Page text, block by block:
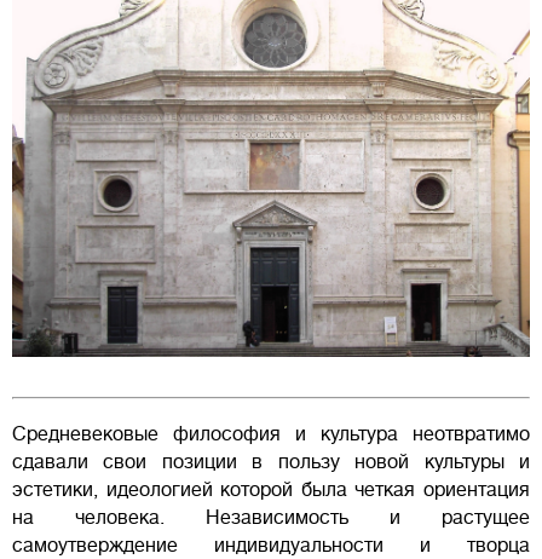
Средневековые философия и культура неотвратимо
сдавали свои позиции в пользу новой культуры и
эстетики, идеологией которой была четкая ориентация
на человека. Независимость и растущее
самоутверждение индивидуальности и творца